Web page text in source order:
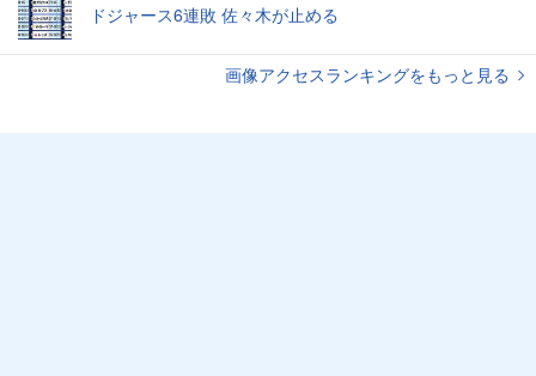
ドジャース6連敗 佐々木が止める
画像アクセスランキングをもっと見る